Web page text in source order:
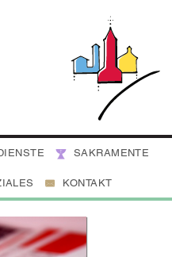
SAKRAMENTE
KONTAKT